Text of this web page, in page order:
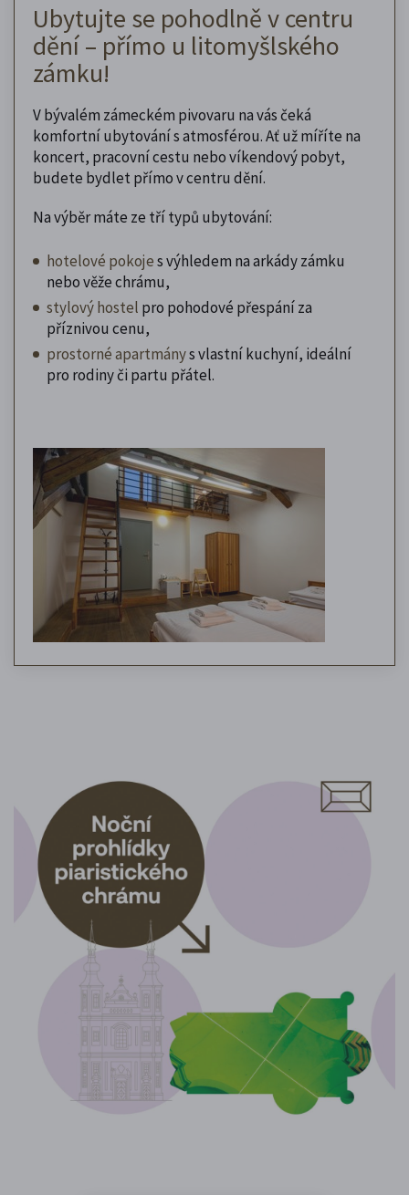
Ubytujte se pohodlně v centru
dění – přímo u litomyšlského
zámku!
V bývalém zámeckém pivovaru na vás čeká
komfortní ubytování s atmosférou. Ať už míříte na
koncert, pracovní cestu nebo víkendový pobyt,
budete bydlet přímo v centru dění.
Na výběr máte ze tří typů ubytování:
hotelové pokojes výhledem na arkády zámku
nebo věže chrámu,
stylový hostel pro pohodové přespání za
příznivou cenu,
prostorné apartmánys vlastní kuchyní, ideální
pro rodiny či partu přátel.